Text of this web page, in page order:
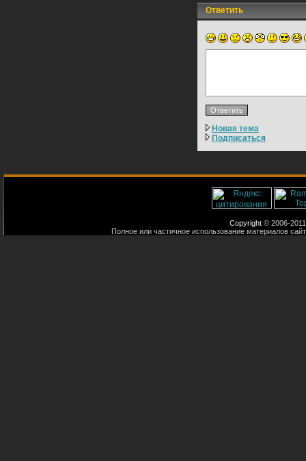
Ответить
Новая тема
Подписаться
Copyright © 2006-
Полное или частичное использование материалов